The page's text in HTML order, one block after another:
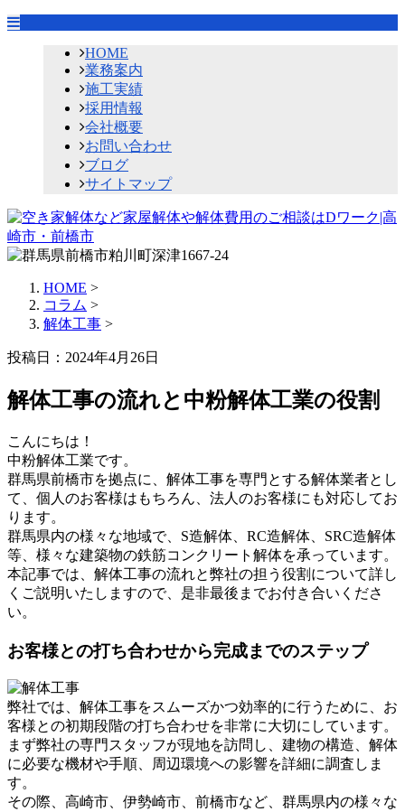
HOME
業務案内
施工実績
採用情報
会社概要
お問い合わせ
ブログ
サイトマップ
HOME >
コラム >
解体工事 >
投稿日：2024年4月26日
解体工事の流れと中粉解体工業の役割
こんにちは！
中粉解体工業です。
群馬県前橋市を拠点に、解体工事を専門とする解体業者とし
て、個人のお客様はもちろん、法人のお客様にも対応してお
ります。
群馬県内の様々な地域で、S造解体、RC造解体、SRC造解体
等、様々な建築物の鉄筋コンクリート解体を承っています。
本記事では、解体工事の流れと弊社の担う役割について詳し
くご説明いたしますので、是非最後までお付き合いくださ
い。
お客様との打ち合わせから完成までのステップ
弊社では、解体工事をスムーズかつ効率的に行うために、お
客様との初期段階の打ち合わせを非常に大切にしています。
まず弊社の専門スタッフが現地を訪問し、建物の構造、解体
に必要な機材や手順、周辺環境への影響を詳細に調査しま
す。
その際、高崎市、伊勢崎市、前橋市など、群馬県内の様々な